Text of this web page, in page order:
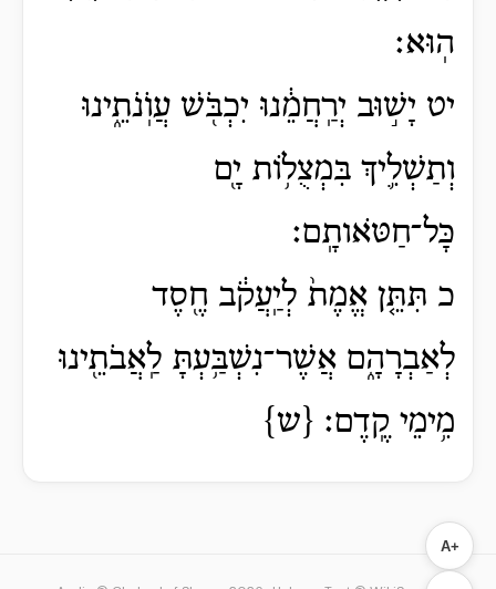
הֽוּא׃
יט יָשׁ֣וּב יְרַֽחֲמֵ֔נוּ יִכְבֹּ֖שׁ עֲוֺֽנֹתֵ֑ינוּ
וְתַשְׁלִ֛יךְ בִּמְצֻל֥וֹת יָ֖ם
כָּל־חַטֹּאותָֽם׃
כ תִּתֵּ֤ן אֱמֶת֙ לְיַֽעֲקֹ֔ב חֶ֖סֶד
לְאַבְרָהָ֑ם אֲשֶׁר־נִשְׁבַּ֥עְתָּ לַֽאֲבֹתֵ֖ינוּ
מִ֥ימֵי קֶֽדֶם׃ {ש}
A+